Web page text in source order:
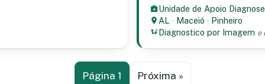
Unidade de Apoio
AL · Maceió · Pinheiro
Diagnostico por Imagem e
Página 1 Próxima »